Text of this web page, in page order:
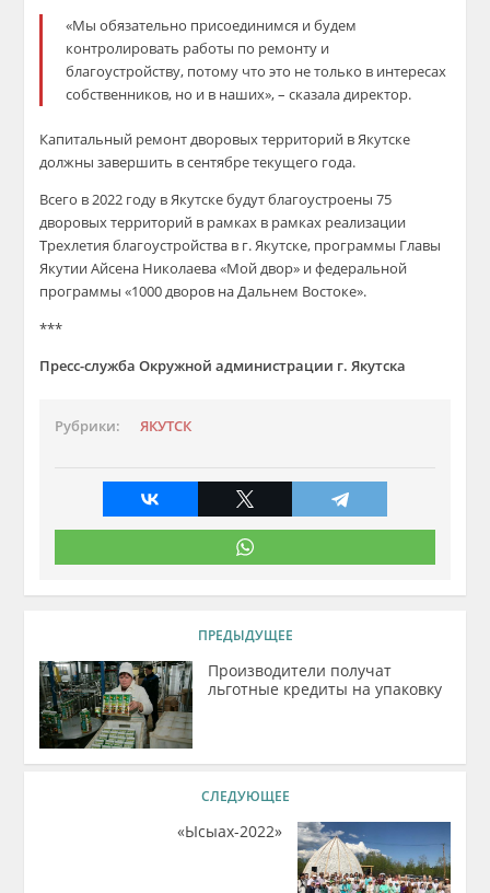
«Мы обязательно присоединимся и будем
контролировать работы по ремонту и
благоустройству, потому что это не только в интересах
собственников, но и в наших»,– сказала директор.
Капитальный ремонт дворовых территорий в Якутске
должны завершить в сентябре текущего года.
Всего в 2022 году в Якутске будут благоустроены 75
дворовых территорий в рамках в рамках реализации
Трехлетия благоустройства в г. Якутске, программы Главы
ЯкутииАйсена Николаева «Мой двор» и федеральной
программы «1000 дворов на Дальнем Востоке».
***
Пресс-служба Окружной администрации г. Якутска
Рубрики: ЯКУТСК
ПРЕДЫДУЩЕЕ
Производители получат
льготные кредиты на упаковку
СЛЕДУЮЩЕЕ
«Ысыах-2022»